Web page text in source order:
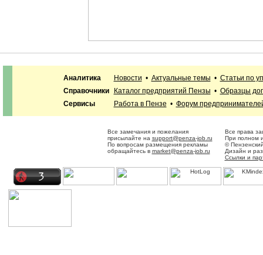
Аналитика Новости • Актуальные темы • Статьи по
Справочники
Каталог предприятий Пензы • Образцы
Сервисы
Работа в Пензе • Форум
Все замечания и пожелания
присылайте на support@penza-job.ru
По вопросам размещения рекламы
обращайтесь в market@penza-job.ru
Все права
При полном
©
Дизайн и
Ссылки и